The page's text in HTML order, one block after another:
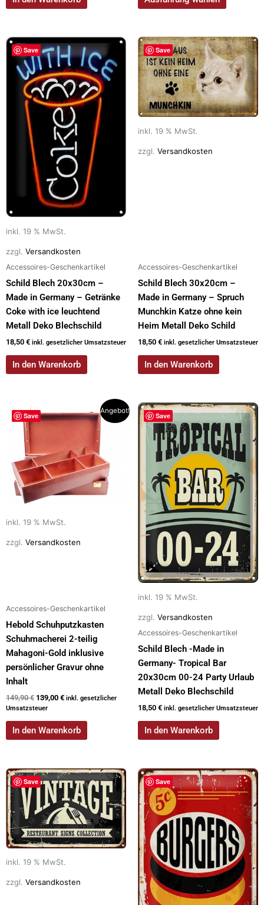
Save
inkl. 19 % MwSt.
zzgl. Versandkosten
Accessoires-Geschenkartikel
Schild Blech 20x30cm –
Made in Germany – Getränke
Coke with ice leuchtend
Metall Deko Blechschild
18,50 € inkl. gesetzlicher Umsatzsteuer
In den Warenkorb
Save
inkl. 19 % MwSt.
zzgl. Versandkosten
Accessoires-Geschenkartikel
Schild Blech 30x20cm –
Made in Germany – Spruch
Munchkin Katze ohne kein
Heim Metall Deko Schild
18,50 € inkl. gesetzlicher Umsatzsteuer
In den Warenkorb
Save
Angebot!
inkl. 19 % MwSt.
zzgl. Versandkosten
Accessoires-Geschenkartikel
Hebold Schuhputzkasten
Schuhmacherei 2-teilig
Mahagoni-Gold inklusive
persönlicher Gravur ohne
Inhalt
149,90€
Preis
139,00 €
Preis
inkl. gesetzlicher
Umsatzsteuer
In den Warenkorb
Save
inkl. 19 % MwSt.
zzgl. Versandkosten
Accessoires-Geschenkartikel
Schild Blech -Made in
Germany- Tropical Bar
20x30cm 00-24 Party Urlaub
Metall Deko Blechschild
18,50 € inkl. gesetzlicher Umsatzsteuer
In den Warenkorb
Save
inkl. 19 % MwSt.
zzgl. Versandkosten
Save